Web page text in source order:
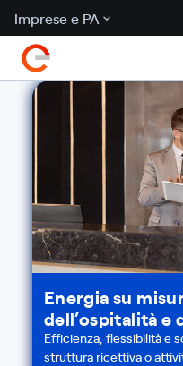
Imprese e PA
Energia su
dell’ospitalità e
Efficienza, flessibilità e
struttura ricettiva o